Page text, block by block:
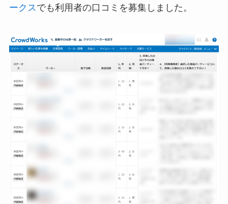
ークスでも利用者の口コミを募集しました。